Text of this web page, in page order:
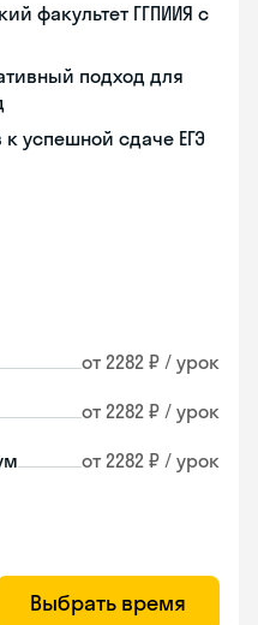
факультет ГГПИИЯ с
подход для
к успешной сдаче ЕГЭ
от 2282 ₽ / урок
от 2282 ₽ / урок
от 2282 ₽ / урок
Выбрать время